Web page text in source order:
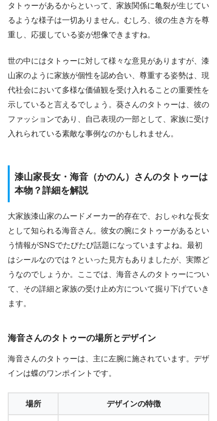
タトゥーがあるからといって、家族関係に亀裂が生じてい
るような様子は一切ありません。むしろ、彼の生き方を尊
重し、応援している姿が想像できますね。
世の中にはタトゥーに対して様々な意見がありますが、漆
山家のように家族が個性を認め合い、尊重する姿勢は、現
代社会において多様な価値観を受け入れることの重要性を
示していると言えるでしょう。葵さんのタトゥーは、彼の
ファッションであり、自己表現の一部として、家族に受け
入れられている素敵な事例なのかもしれません。
漆山家長女・海音（かのん）さんのタトゥーは
本物？詳細を解説
大家族漆山家のムードメーカー的存在で、おしゃれな長女
として知られる海音さん。彼女の腕にタトゥーがあるとい
う情報がSNSでたびたび話題になっていますよね。最初
はシールなのでは？といった見方もありましたが、実際ど
うなのでしょうか。ここでは、海音さんのタトゥーについ
て、その詳細と家族の受け止め方について掘り下げていき
ます。
海音さんのタトゥーの場所とデザイン
海音さんのタトゥーは、主に左腕に施されています。デザ
インは蝶のワンポイントです。
場所 デザインの特徴